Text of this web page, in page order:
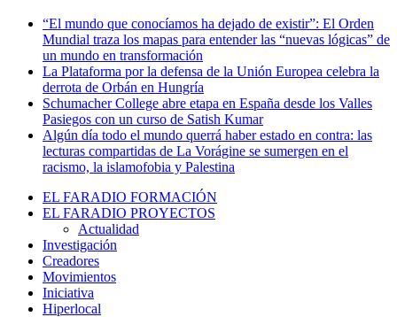
“El mundo que conocíamos ha dejado de existir”: El Orden
Mundial traza los mapas para entender las “nuevas lógicas” de
un mundo en transformación
La Plataforma por la defensa de la Unión Europea celebra la
derrota de Orbán en Hungría
Schumacher College abre etapa en España desde los Valles
Pasiegos con un curso de Satish Kumar
Algún día todo el mundo querrá haber estado en contra: las
lecturas compartidas de La Vorágine se sumergen en el
racismo, la islamofobia y Palestina
EL FARADIO FORMACIÓN
EL FARADIO PROYECTOS
Actualidad
Investigación
Creadores
Movimientos
Iniciativa
Hiperlocal